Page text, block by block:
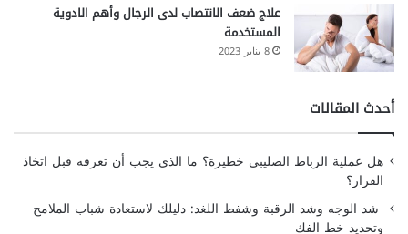
علاج ضعف الانتصاب لدى الرجال وأهم الادوية
المستخدمة
8 يناير 2023
أحدث المقالات
هل عملية الرباط الصليبي خطيرة؟ ما الذي يجب أن تعرفه قبل اتخاذ
القرار؟
شد الوجه وشد الرقبة وشفط اللغد: دليلك لاستعادة شباب الملامح
وتحديد خط الفك